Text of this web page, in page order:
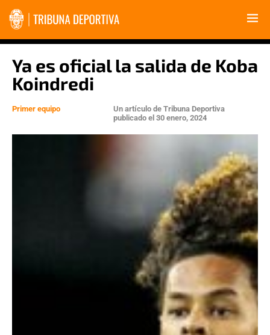
Ya es oficial la salida de Koba
Koindredi
Primer equipo Un artículo de Tribuna Deportiva
publicado el 30 enero, 2024